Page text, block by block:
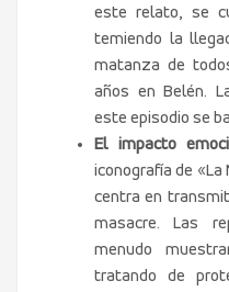
este relato, se
temiendo la
matanza de
años en Belén.
este episodio se
El impacto
iconografía de
centra en
masacre. Las
menudo
tratando de